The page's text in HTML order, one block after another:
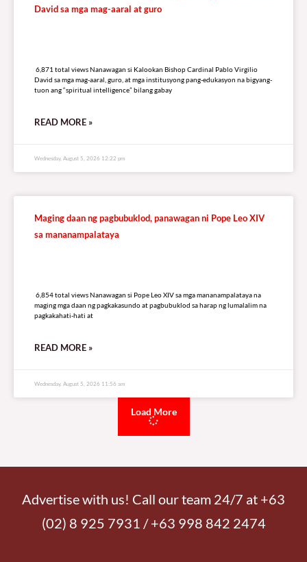
David sa mga mag-aaral at guro
6,871 total views Nanawagan si Kalookan Bishop Cardinal Pablo Virgilio
David sa mga mag-aaral, guro, at mga institusyong pang-edukasyon na bigyang-
tuon ang “spiritual intelligence” bilang gabay
READ MORE »
Wednesday, August 5, 2026 12:22 pm
Maging daan ng pagbubuklod, panawagan ni Pope Leo XIV
sa mananampalataya
6,854 total views Nanawagan si Pope Leo XIV sa mga mananampalataya na
maging mga daan ng pagkakasundo at pagbubuklod sa harap ng lumalalim na
pagkakahati-hati at
READ MORE »
Wednesday, August 5, 2026 11:56 am
Load More
Advertise with us! Call our team 24/7 at +63
(02) 8 925 7931 / +63 998 842 2474